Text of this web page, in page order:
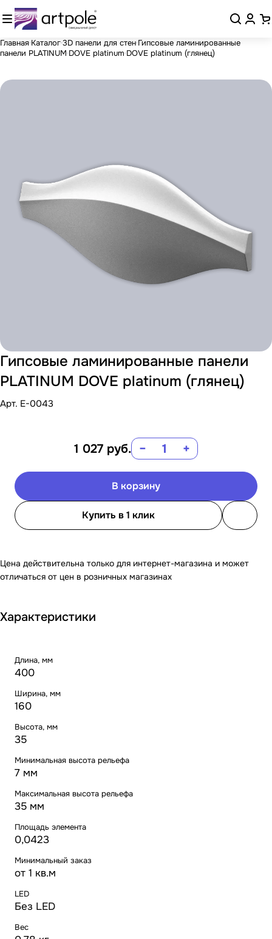
Главная Каталог3D панели для стен Гипсовые ламинированные
панели PLATINUM DOVE platinum DOVE platinum (глянец)
Гипсовые ламинированные панели
PLATINUM DOVE platinum (глянец)
Арт. E-0043
1 027 руб. − +
В корзину
Купить в 1 клик
Цена действительна только для интернет-магазина и может
отличаться от цен в розничных магазинах
Характеристики
Длина, мм
400
Ширина, мм
160
Высота, мм
35
Минимальная высота рельефа
7 мм
Максимальная высота рельефа
35 мм
Площадь элемента
0,0423
Минимальный заказ
от 1 кв.м
LED
Без LED
Вес